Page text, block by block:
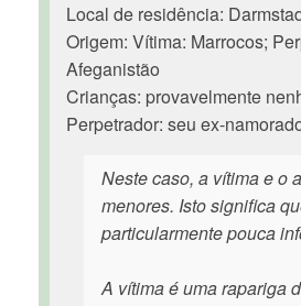
Local de residência:
Origem: Vítima: Marrocos;
Afeganistão
Crianças: provavelmente
Perpetrador: seu ex-
Neste caso, a vítima e o
menores. Isto significa
particularmente pouca
A vítima é uma rapariga